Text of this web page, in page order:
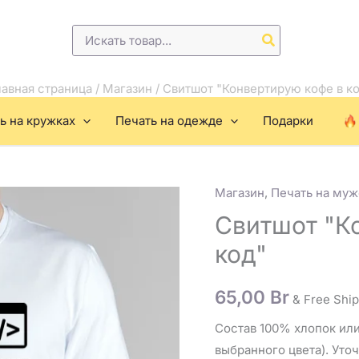
страница / Магазин / Свитшот "Конвертирую кофе в
на кружках Печать на одежде Подарки
Магазин, Печать на
Свитшот
код"
65,00 Br & Free
Состав 100% хлопок
выбранного цвета).
Количество
товара
Свитшот
"Конвертирую
в
код"